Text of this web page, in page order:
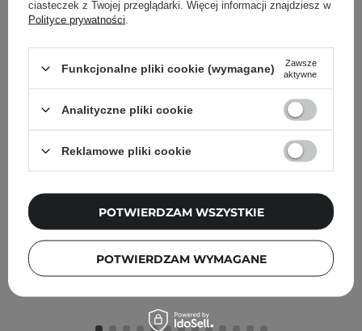
The Ordinary - Vitamin C
Spheres 2% - Serum z 23%
The Ordinary - 100%
100% Skwalan z Trzciny
Cukrowej - 30ml
ciasteczek z Twojej przeglądarki. Więcej informacji znajdziesz w
Polityce prywatności
Funkcjonalne pliki cookie (wymagane)
Zawsze
aktywne
Analityczne pliki cookie
Reklamowe pliki cookie
POTWIERDZAM WYMAGANE
POTWIERDZAM WSZYSTKIE